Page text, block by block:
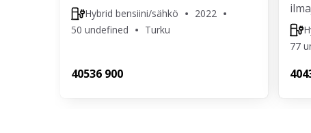
Hybrid bensiini/sähkö
2022
50 undefined
Turku
40536 900
77
404